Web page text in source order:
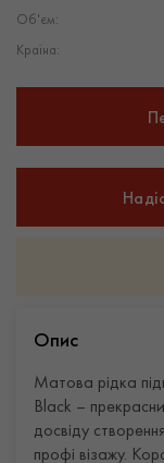
Об'єм:
Країна:
Опис
Матова рідка
Black –
досвіду
профі візажу.